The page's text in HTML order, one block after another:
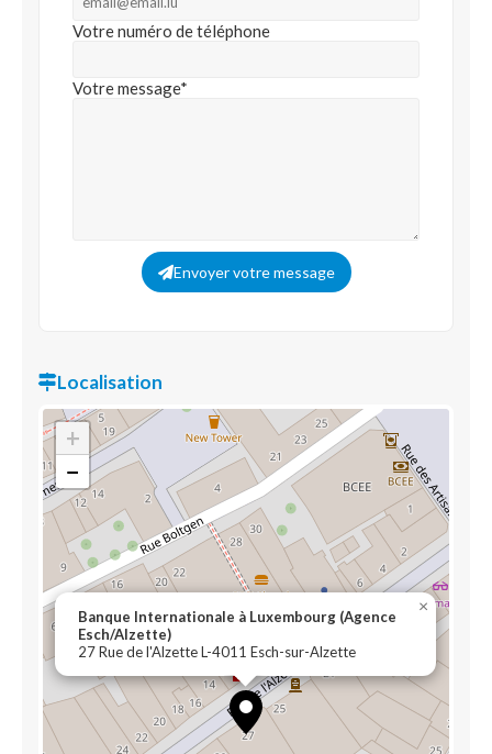
Votre numéro de téléphone
Votre message*
Envoyer votre message
Localisation
Banque Internationale à Luxembourg (Agence
Esch/Alzette)
27 Rue de l'Alzette L-4011 Esch-sur-Alzette
×
+
−